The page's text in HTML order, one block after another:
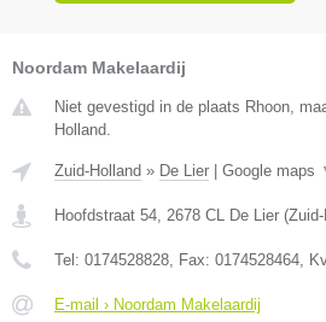
Noordam Makelaardij
Niet gevestigd in de plaats Rhoon,
Holland.
Zuid-Holland » De Lier Google maps
Hoofdstraat 54, 2678 CL De Lier (
Tel: 0174528828, Fax: 0174528464,
E-mail › Noordam Makelaardij